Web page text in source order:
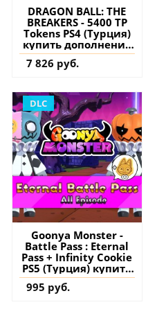
DRAGON BALL: THE
BREAKERS - 5400 TP
Tokens PS4 (Турция)
купить дополнение
на аккаунт
7 826 руб.
DLC
Goonya Monster -
Battle Pass : Eternal
Pass + Infinity Cookie
PS5 (Турция) купить
дополнение на
аккаунт
995 руб.